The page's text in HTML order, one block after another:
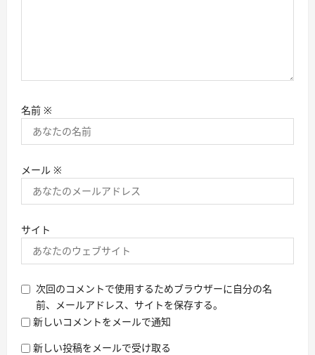
名前 ※
メール ※
サイト
次回のコメントで使用するためブラウザーに自分の名
前、メールアドレス、サイトを保存する。
新しいコメントをメールで通知
新しい投稿をメールで受け取る